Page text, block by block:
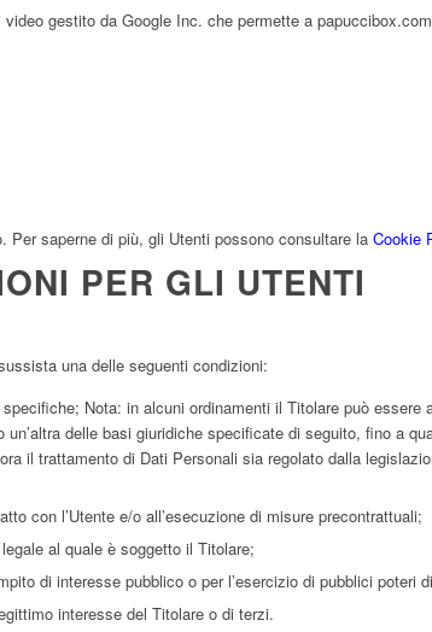
gestito da Google Inc. che permette a
saperne di più, gli Utenti possono consultare la Cookie
PER GLI UTENTI
una delle seguenti condizioni:
Nota: in alcuni ordinamenti il Titolare può essere
delle basi giuridiche specificate di seguito, fino a
il trattamento di Dati Personali sia regolato dalla
con l’Utente e/o all’esecuzione di misure precontrattuali;
al quale è soggetto il Titolare;
di interesse pubblico o per l’esercizio di pubblici poteri
interesse del Titolare o di terzi.